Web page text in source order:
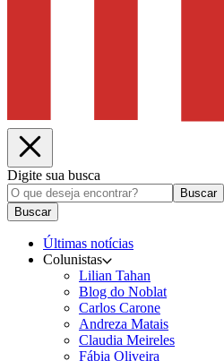
Digite sua busca
Buscar
Buscar
Últimas notícias
Colunistas
Lilian Tahan
Blog do Noblat
Carlos Carone
Andreza Matais
Claudia Meireles
Fábia Oliveira